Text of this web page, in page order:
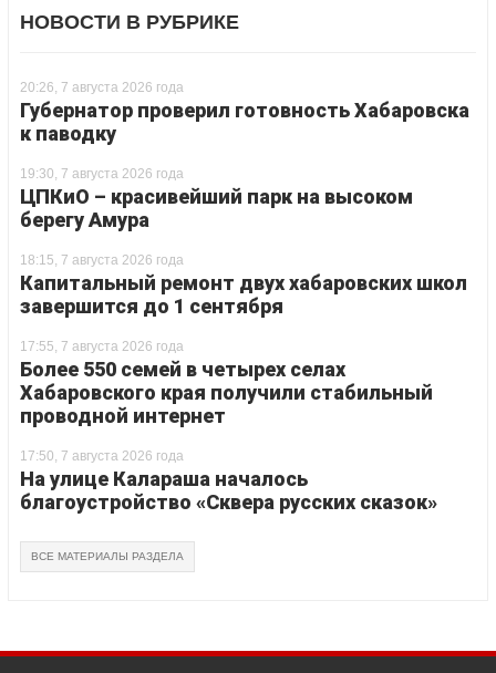
НОВОСТИ В РУБРИКЕ
20:26, 7 августа 2026 года
Губернатор проверил готовность Хабаровска
к паводку
19:30, 7 августа 2026 года
ЦПКиО – красивейший парк на высоком
берегу Амура
18:15, 7 августа 2026 года
Капитальный ремонт двух хабаровских школ
завершится до 1 сентября
17:55, 7 августа 2026 года
Более 550 семей в четырех селах
Хабаровского края получили стабильный
проводной интернет
17:50, 7 августа 2026 года
На улице Калараша началось
благоустройство «Сквера русских сказок»
ВСЕ МАТЕРИАЛЫ РАЗДЕЛА